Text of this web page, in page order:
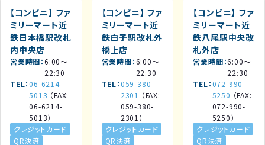
【コンビニ】 ファ
ミリーマート近
鉄日本橋駅改札
内中央店
営業時間 6:00～
22:30
TEL 06-6214-
5013 （FAX:
06-6214-
5013）
クレジットカード
QR決済
【コンビニ】 ファ
ミリーマート近
鉄白子駅改札外
橋上店
営業時間 6:00～
22:30
TEL 059-380-
2301 （FAX:
059-380-
2301）
クレジットカード
QR決済
【コンビニ】 ファ
ミリーマート近
鉄八尾駅中央改
札外店
営業時間 6:00～
22:30
TEL 072-990-
5250 （FAX:
072-990-
5250）
クレジットカード
QR決済